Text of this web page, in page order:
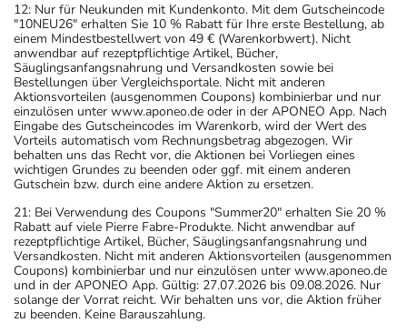
12: Nur für Neukunden mit Kundenkonto. Mit dem Gutscheincode
"10NEU26" erhalten Sie 10 % Rabatt für Ihre erste Bestellung, ab
einem Mindestbestellwert von 49 € (Warenkorbwert). Nicht
anwendbar auf rezeptpflichtige Artikel, Bücher,
Säuglingsanfangsnahrung und Versandkosten sowie bei
Bestellungen über Vergleichsportale. Nicht mit anderen
Aktionsvorteilen (ausgenommen Coupons) kombinierbar und nur
einzulösen unter www.aponeo.de oder in der APONEO App. Nach
Eingabe des Gutscheincodes im Warenkorb, wird der Wert des
Vorteils automatisch vom Rechnungsbetrag abgezogen. Wir
behalten uns das Recht vor, die Aktionen bei Vorliegen eines
wichtigen Grundes zu beenden oder ggf. mit einem anderen
Gutschein bzw. durch eine andere Aktion zu ersetzen.
21: Bei Verwendung des Coupons "Summer20" erhalten Sie 20 %
Rabatt auf viele Pierre Fabre-Produkte. Nicht anwendbar auf
rezeptpflichtige Artikel, Bücher, Säuglingsanfangsnahrung und
Versandkosten. Nicht mit anderen Aktionsvorteilen (ausgenommen
Coupons) kombinierbar und nur einzulösen unter www.aponeo.de
und in der APONEO App. Gültig: 27.07.2026 bis 09.08.2026. Nur
solange der Vorrat reicht. Wir behalten uns vor, die Aktion früher
zu beenden. Keine Barauszahlung.